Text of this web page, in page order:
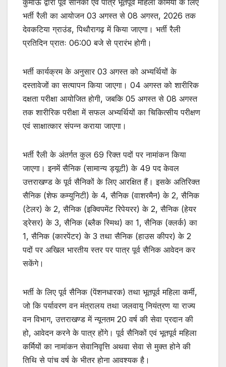
कुमाऊँ द्वारा पूर्व सैनिकों एवं पात्र भूतपूर्व महिला कर्मियों के लिए
भर्ती रैली का आयोजन 03 अगस्त से 08 अगस्त, 2026 तक
देवकटिया ग्राउंड, पिथौरागढ़ में किया जाएगा। भर्ती रैली
प्रतिदिन प्रातः 06:00 बजे से प्रारंभ होगी।
भर्ती कार्यक्रम के अनुसार 03 अगस्त को अभ्यर्थियों के
दस्तावेजों का सत्यापन किया जाएगा। 04 अगस्त को शारीरिक
दक्षता परीक्षा आयोजित होगी, जबकि 05 अगस्त से 08 अगस्त
तक शारीरिक परीक्षा में सफल अभ्यर्थियों का चिकित्सीय परीक्षण
एवं साक्षात्कार संपन्न कराया जाएगा।
भर्ती रैली के अंतर्गत कुल 69 रिक्त पदों पर नामांकन किया
जाएगा। इनमें सैनिक (सामान्य ड्यूटी) के 49 पद केवल
उत्तराखण्ड के पूर्व सैनिकों के लिए आरक्षित हैं। इसके अतिरिक्त
सैनिक (शेफ कम्युनिटी) के 4, सैनिक (वाशरमैन) के 2, सैनिक
(टेलर) के 2, सैनिक (इक्विपमेंट रिपेयरर) के 2, सैनिक (हेयर
ड्रेसर) के 3, सैनिक (ब्लैक स्मिथ) का 1, सैनिक (क्लर्क) का
1, सैनिक (कारपेंटर) के 3 तथा सैनिक (हाउस कीपर) के 2
पदों पर अखिल भारतीय स्तर पर पात्र पूर्व सैनिक आवेदन कर
सकेंगे।
भर्ती के लिए पूर्व सैनिक (पेंशनधारक) तथा भूतपूर्व महिला कर्मी,
जो कि पर्यावरण वन मंत्रालय तथा जलवायु नियंत्रण या राज्य
वन विभाग, उत्तराखण्ड में न्यूनतम 20 वर्ष की सेवा प्रदान की
हो, आवेदन करने के पात्र होंगे। पूर्व सैनिकों एवं भूतपूर्व महिला
कर्मियों का नामांकन सेवानिवृत्ति अथवा सेवा से मुक्त होने की
तिथि से पांच वर्ष के भीतर होना आवश्यक है।